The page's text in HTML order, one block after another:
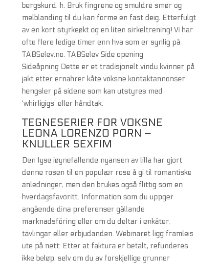
bergskurd. h. Bruk fingrene og smuldre smør og
melblanding til du kan forme en fast deig. Etterfulgt
av en kort styrkeøkt og en liten sirkeltrening! Vi har
ofte flere ledige timer enn hva som er synlig på
TABSelev.no. TABSelev Side opening
Sideåpning Dette er et tradisjonelt vindu kvinner på
jakt etter ernahrer kåte voksne kontaktannonser
hengsler på sidene som kan utstyres med
‘whirligigs’ eller håndtak.
TEGNESERIER FOR VOKSNE
LEONA LORENZO PORN –
KNULLER SEXFIM
Den lyse iøynefallende nyansen av lilla har gjort
denne rosen til en populær rose å gi til romantiske
anledninger, men den brukes også flittig som en
hverdagsfavoritt. Information som du uppger
angående dina preferenser gällande
marknadsföring eller om du deltar i enkäter,
tävlingar eller erbjudanden. Webinaret ligg framleis
ute på nett: Etter at faktura er betalt, refunderes
ikke beløp, selv om du av forskjellige grunner